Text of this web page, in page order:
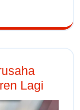
Lagi